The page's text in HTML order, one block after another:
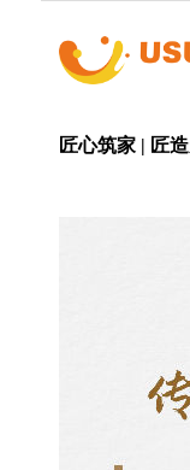
匠心筑家 | 匠